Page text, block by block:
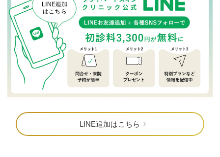
LINE追加はこちら